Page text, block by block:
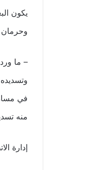
يكون
وحرمان
– ما
في
منه
إدارة